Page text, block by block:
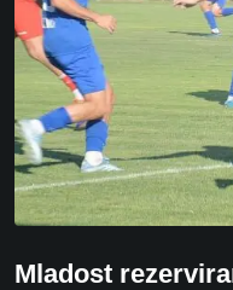
Mladost